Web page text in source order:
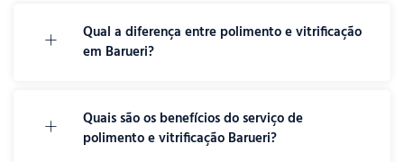
Qual a diferença entre polimento e vitrificação
em Barueri?
Quais são os benefícios do serviço de
polimento e vitrificação Barueri?